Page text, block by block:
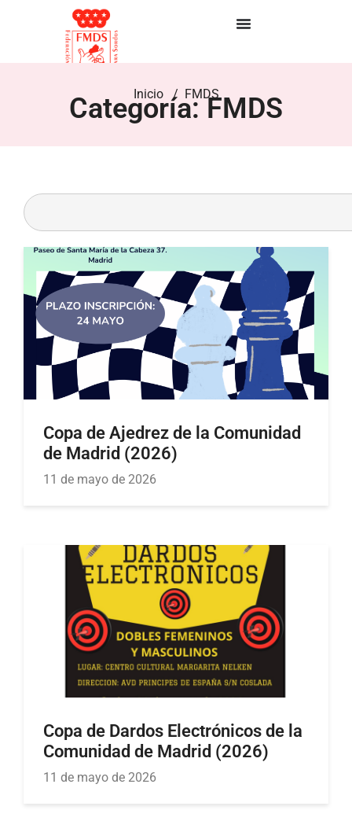
Inicio/ FMDS
Categoría: FMDS
Copa de Ajedrez de la Comunidad
de Madrid (2026)
11 de mayo de 2026
Copa de Dardos Electrónicos de la
Comunidad de Madrid (2026)
11 de mayo de 2026